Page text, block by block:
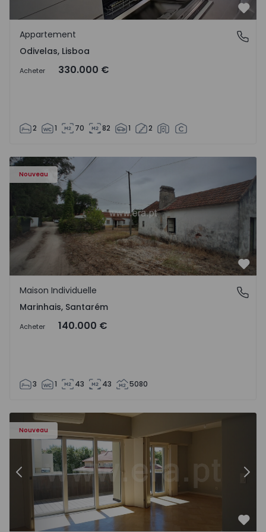
Odivelas, Lisboa
Appartement
Odivelas, Lisboa
Acheter 330.000 €
2 1 70 82 1 2
Nouveau
Appartement T3 Salvaterra de Magos, Marinhais -
Marinhais, Santarém
Maison Individuelle
Marinhais, Santarém
Acheter 140.000 €
3 1 43 43 5080
Nouveau
Appartement T3 Porto, Foz - 1536983 - 12
Précédent